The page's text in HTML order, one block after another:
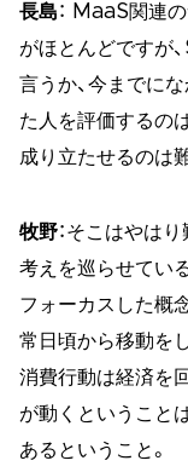
長島： MaaS関連
がほとんどですが
言うか、今までに
た人を評価するの
成り立たせるのは
牧野：そこはやは
考えを巡らせてい
フォーカスした概
常日頃から移動を
消費行動は経済を
が動くということ
あるということ。